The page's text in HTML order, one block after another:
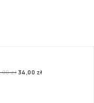
zł 34,00 zł